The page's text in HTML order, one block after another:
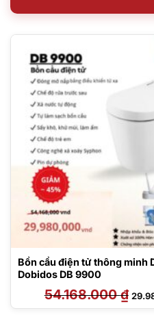
Bồn cầu điện tử thông minh
Dobidos DB 9900
54.168.000₫ Giá
gốc
là: